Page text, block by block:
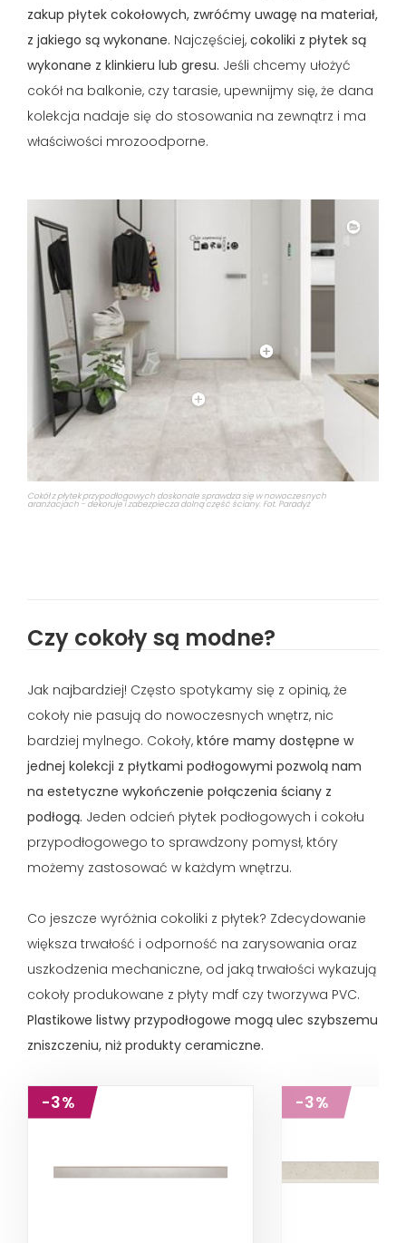
zakup płytek cokołowych, zwróćmy uwagę na materiał,
z jakiego są wykonane. Najczęściej, cokoliki z płytek są
wykonane z klinkieru lub gresu. Jeśli chcemy ułożyć
cokół na balkonie, czy tarasie, upewnijmy się, że dana
kolekcja nadaje się do stosowania na zewnątrz i ma
właściwości mrozoodporne.
Cokół z płytek przypodłogowych doskonale sprawdza się w nowoczesnych
aranżacjach - dekoruje i zabezpiecza dolną część ściany. Fot. Paradyż
Czy cokoły są modne?
Jak najbardziej! Często spotykamy się z opinią, że
cokoły nie pasują do nowoczesnych wnętrz, nic
bardziej mylnego. Cokoły, które mamy dostępne w
jednej kolekcji z płytkami podłogowymi pozwolą nam
na estetyczne wykończenie połączenia ściany z
podłogą. Jeden odcień płytek podłogowych i cokołu
przypodłogowego to sprawdzony pomysł, który
możemy zastosować w każdym wnętrzu.
Co jeszcze wyróżnia cokoliki z płytek? Zdecydowanie
większa trwałość i odporność na zarysowania oraz
uszkodzenia mechaniczne, od jaką trwałości wykazują
cokoły produkowane z płyty mdf czy tworzywa PVC.
Plastikowe listwy przypodłogowe mogą ulec szybszemu
zniszczeniu, niż produkty ceramiczne.
-3% -3%